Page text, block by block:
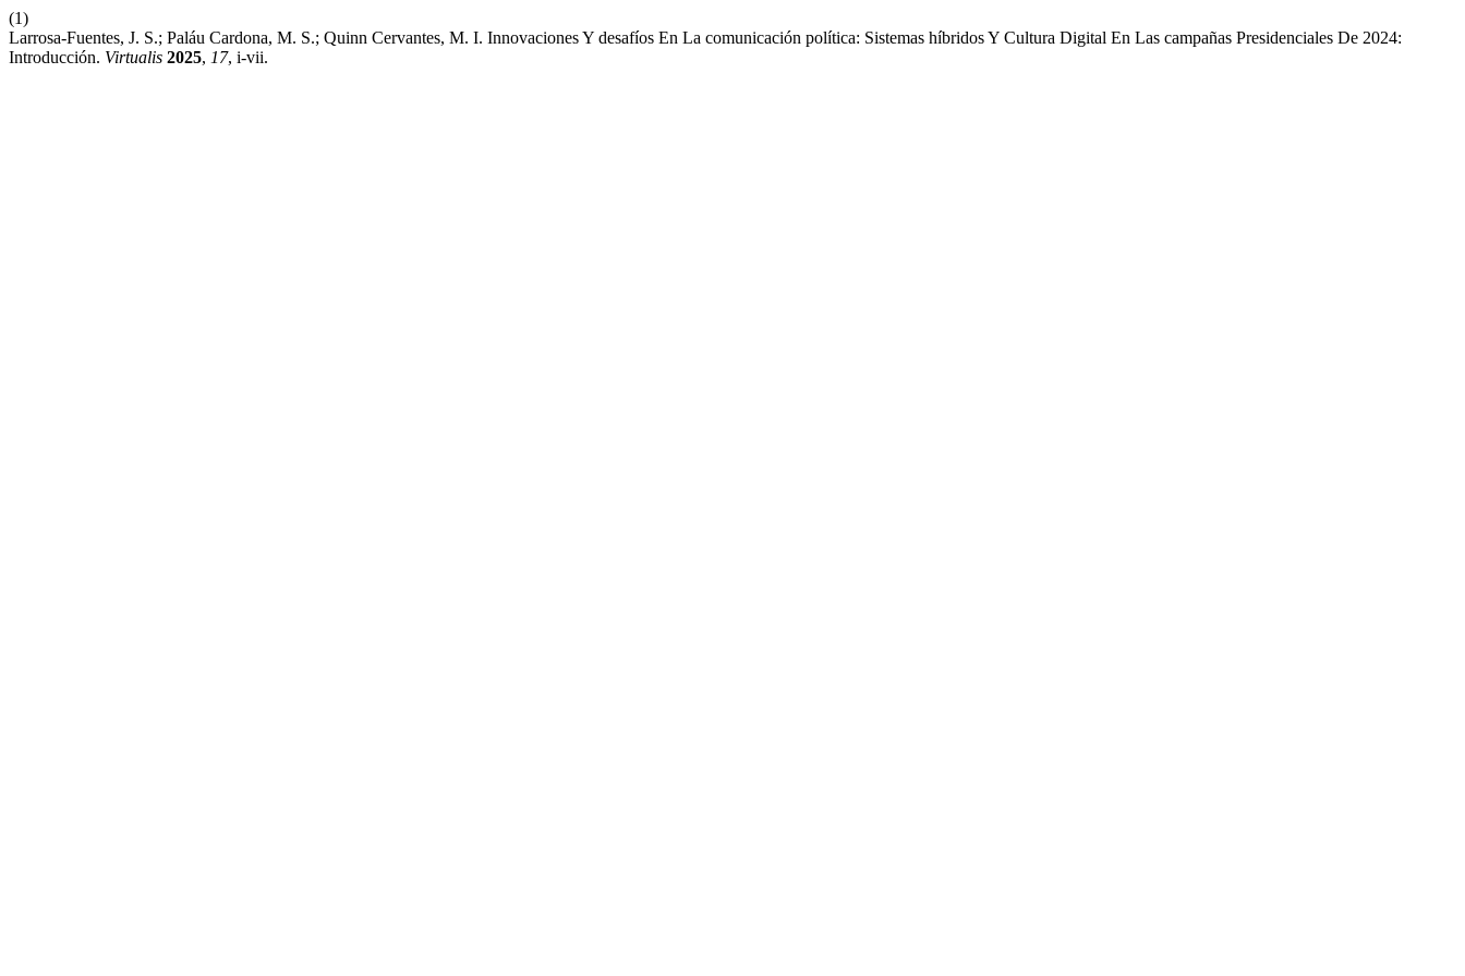
(1)
Larrosa-Fuentes, J. S.; Paláu Cardona, M. S.; Quinn Cervantes, M. I. Innovaciones Y desafíos En La comunicación política: Sistemas híbridos Y Cultura Digital En Las campañas Presidenciales De 2024:
Introducción. Virtualis 2025, 17, i-vii.